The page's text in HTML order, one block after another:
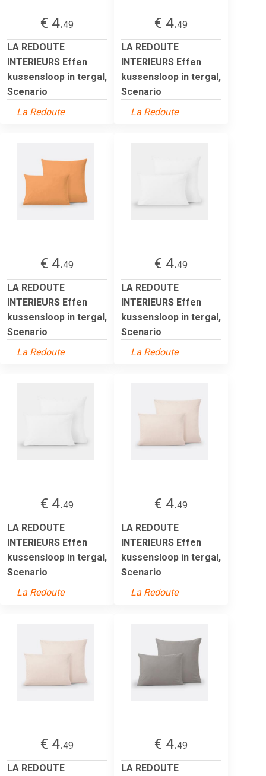
€ 4.49
LA REDOUTE
INTERIEURS Effen
kussensloop in tergal,
Scenario
La Redoute
€ 4.49
LA REDOUTE
INTERIEURS Effen
kussensloop in tergal,
Scenario
La Redoute
€ 4.49
LA REDOUTE
INTERIEURS Effen
kussensloop in tergal,
Scenario
La Redoute
€ 4.49
LA REDOUTE
INTERIEURS Effen
kussensloop in tergal,
Scenario
La Redoute
€ 4.49
LA REDOUTE
INTERIEURS Effen
kussensloop in tergal,
Scenario
La Redoute
€ 4.49
LA REDOUTE
INTERIEURS Effen
kussensloop in tergal,
Scenario
La Redoute
€ 4.49
LA REDOUTE
€ 4.49
LA REDOUTE